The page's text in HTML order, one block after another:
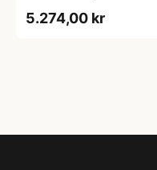
5.274,00 kr